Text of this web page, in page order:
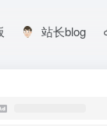
站长blog